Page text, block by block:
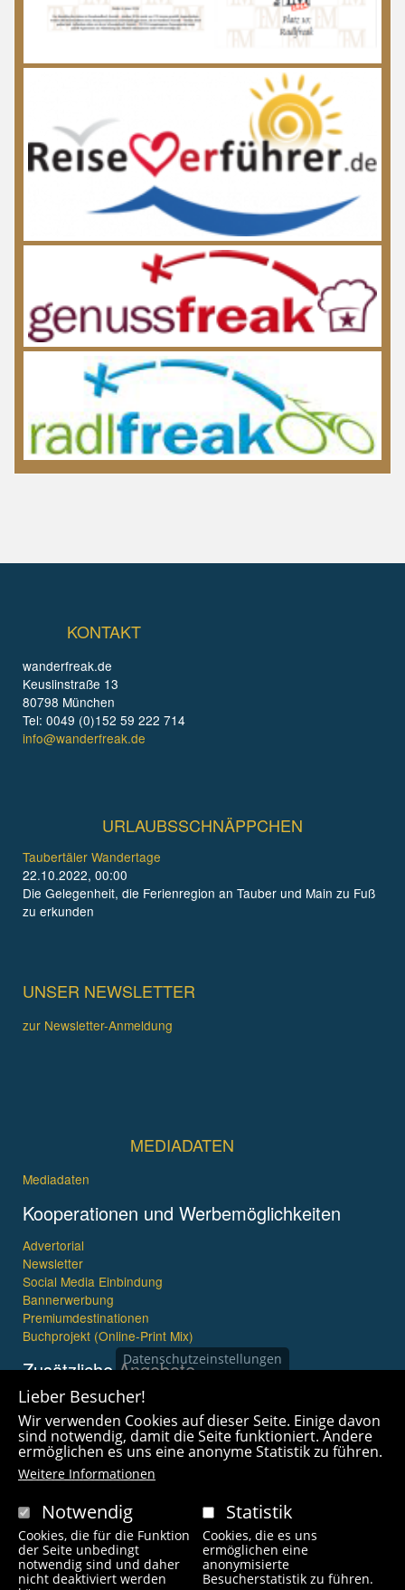
KONTAKT
wanderfreak.de
Keuslinstraße 13
80798 München
Tel: 0049 (0)152 59 222 714
info@wanderfreak.de
URLAUBSSCHNÄPPCHEN
Taubertäler Wandertage
22.10.2022, 00:00
Die Gelegenheit, die Ferienregion an Tauber und Main zu Fuß
zu erkunden
UNSER NEWSLETTER
zur Newsletter-Anmeldung
MEDIADATEN
Mediadaten
Kooperationen und Werbemöglichkeiten
Advertorial
Newsletter
Social Media Einbindung
Bannerwerbung
Premiumdestinationen
Buchprojekt (Online-Print Mix)
Zusätzliche Angebote
Imagefilme und mehr
360° x 360° Fotografie
Copyright © 2021 wanderfreak.de. Alle Rechte vorbehalten.
Datenschutzeinstellungen
Lieber Besucher!
Wir verwenden Cookies auf dieser Seite. Einige davon
sind notwendig, damit die Seite funktioniert. Andere
ermöglichen es uns eine anonyme Statistik zu führen.
Weitere Informationen
Notwendig
Cookies, die für die Funktion
der Seite unbedingt
notwendig sind und daher
nicht deaktiviert werden
Statistik
Cookies, die es uns
ermöglichen eine
anonymisierte
Besucherstatistik zu führen.